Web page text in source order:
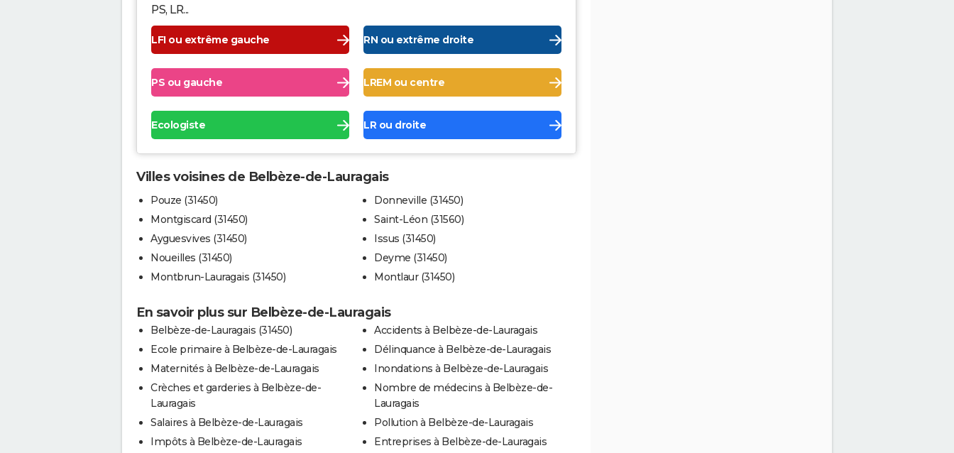
PS, LR...
LFI ou extrême gauche RN ou extrême droite
PS ou gauche LREM ou centre
Ecologiste LR ou droite
Villes voisines de Belbèze-de-Lauragais
Pouze (31450)
Montgiscard (31450)
Ayguesvives (31450)
Noueilles (31450)
Montbrun-Lauragais (31450)
Donneville (31450)
Saint-Léon (31560)
Issus (31450)
Deyme (31450)
Montlaur (31450)
En savoir plus sur Belbèze-de-Lauragais
Belbèze-de-Lauragais (31450)
Ecole primaire à Belbèze-de-Lauragais
Maternités à Belbèze-de-Lauragais
Crèches et garderies à Belbèze-de-
Lauragais
Salaires à Belbèze-de-Lauragais
Impôts à Belbèze-de-Lauragais
Accidents à Belbèze-de-Lauragais
Délinquance à Belbèze-de-Lauragais
Inondations à Belbèze-de-Lauragais
Nombre de médecins à Belbèze-de-
Lauragais
Pollution à Belbèze-de-Lauragais
Entreprises à Belbèze-de-Lauragais